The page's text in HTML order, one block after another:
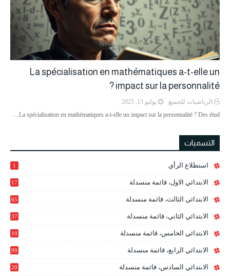
La spécialisation en mathématiques a-t-elle un
impact sur la personnalité ?
الرياضيات للجميع
يوليو 13, 2025
La spécialisation en mathématiques a-t-elle un impact sur la personnalité ? Des étud…
التسميات
استطلاع الرأي 1
الابتدائي الاول، قائمة منسدلة 17
الابتدائي الثالث، قائمة منسدلة 65
الابتدائي الثاني، قائمة منسدلة 37
الابتدائي الخامس، قائمة منسدلة
19
الابتدائي الرابع، قائمة منسدلة 99
الابتدائي السادس، قائمة منسدلة
20